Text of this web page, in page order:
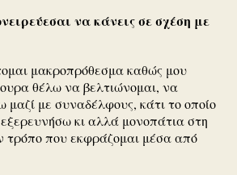
να κάνεις σε σχέση με
μακροπρόθεσμα καθώς μου
θέλω να βελτιώνομαι, να
με συναδέλφους, κάτι το οποίο
κι αλλά μονοπάτια στη
τρόπο που εκφράζομαι μέσα από